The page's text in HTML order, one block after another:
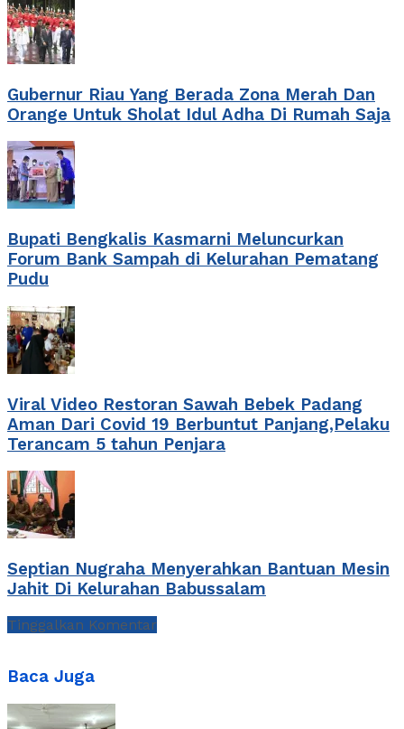
Gubernur Riau Yang Berada Zona Merah Dan
Orange Untuk Sholat Idul Adha Di Rumah Saja
Bupati Bengkalis Kasmarni Meluncurkan
Forum Bank Sampah di Kelurahan Pematang
Pudu
Viral Video Restoran Sawah Bebek Padang
Aman Dari Covid 19 Berbuntut Panjang,Pelaku
Terancam 5 tahun Penjara
Septian Nugraha Menyerahkan Bantuan Mesin
Jahit Di Kelurahan Babussalam
Tinggalkan Komentar
Baca Juga